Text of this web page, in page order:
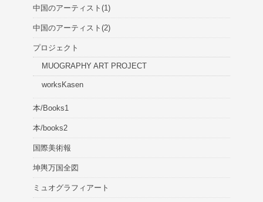
中国のアーティスト(1)
中国のアーティスト(2)
プロジェクト
MUOGRAPHY ART PROJECT
worksKasen
本/Books1
本/books2
国際美術報
坤輿万国全図
ミュオグラフィアート